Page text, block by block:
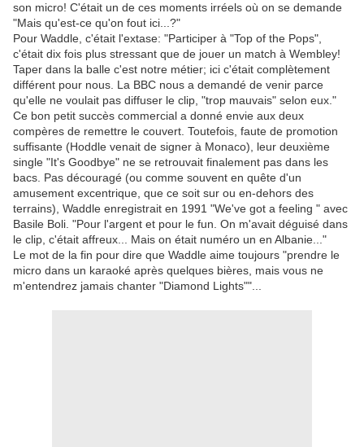
son micro! C'était un de ces moments irréels où on se demande
"Mais qu'est-ce qu'on fout ici...?"
Pour Waddle, c'était l'extase: "Participer à "Top of the Pops",
c'était dix fois plus stressant que de jouer un match à Wembley!
Taper dans la balle c'est notre métier; ici c'était complètement
différent pour nous. La BBC nous a demandé de venir parce
qu'elle ne voulait pas diffuser le clip, "trop mauvais" selon eux."
Ce bon petit succès commercial a donné envie aux deux
compères de remettre le couvert. Toutefois, faute de promotion
suffisante (Hoddle venait de signer à Monaco), leur deuxième
single "It's Goodbye" ne se retrouvait finalement pas dans les
bacs. Pas découragé (ou comme souvent en quête d'un
amusement excentrique, que ce soit sur ou en-dehors des
terrains), Waddle enregistrait en 1991 "We've got a feeling " avec
Basile Boli. "Pour l'argent et pour le fun. On m'avait déguisé dans
le clip, c'était affreux... Mais on était numéro un en Albanie..."
Le mot de la fin pour dire que Waddle aime toujours "prendre le
micro dans un karaoké après quelques bières, mais vous ne
m'entendrez jamais chanter "Diamond Lights""...